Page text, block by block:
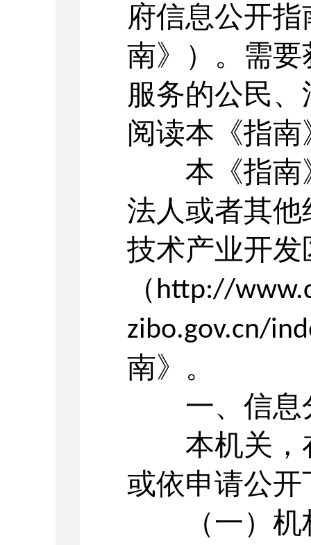
府信息公开
南》）。需
服务的公民
阅读本《指南
本《指南
法人或者其
技术产业开发
（ http://
zibo.gov.cn/
南》。
一、信息
本机关，
或依申请公
（一）机